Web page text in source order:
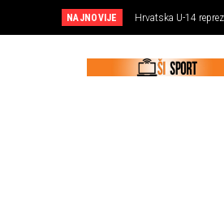
NAJNOVIJE Hrvatska U-14